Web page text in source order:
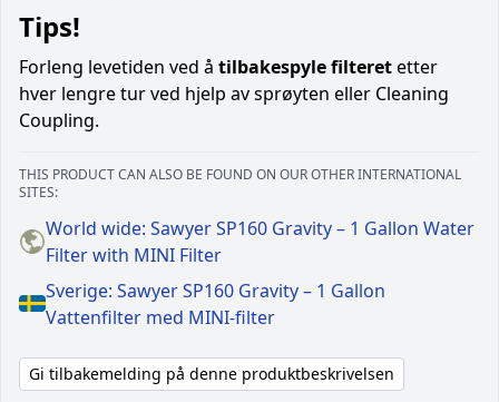
Tips!
Forleng levetiden ved å tilbakespyle filteretetter
hver lengre tur ved hjelp av sprøyten eller Cleaning
Coupling.
THIS PRODUCT CAN ALSO BE FOUND ON OUR OTHER INTERNATIONAL
SITES:
World wide: Sawyer SP160 Gravity – 1 Gallon Water
Filter with MINI Filter
Sverige: Sawyer SP160 Gravity – 1 Gallon
Vattenfilter med MINI-filter
Gi tilbakemelding på denne produktbeskrivelsen